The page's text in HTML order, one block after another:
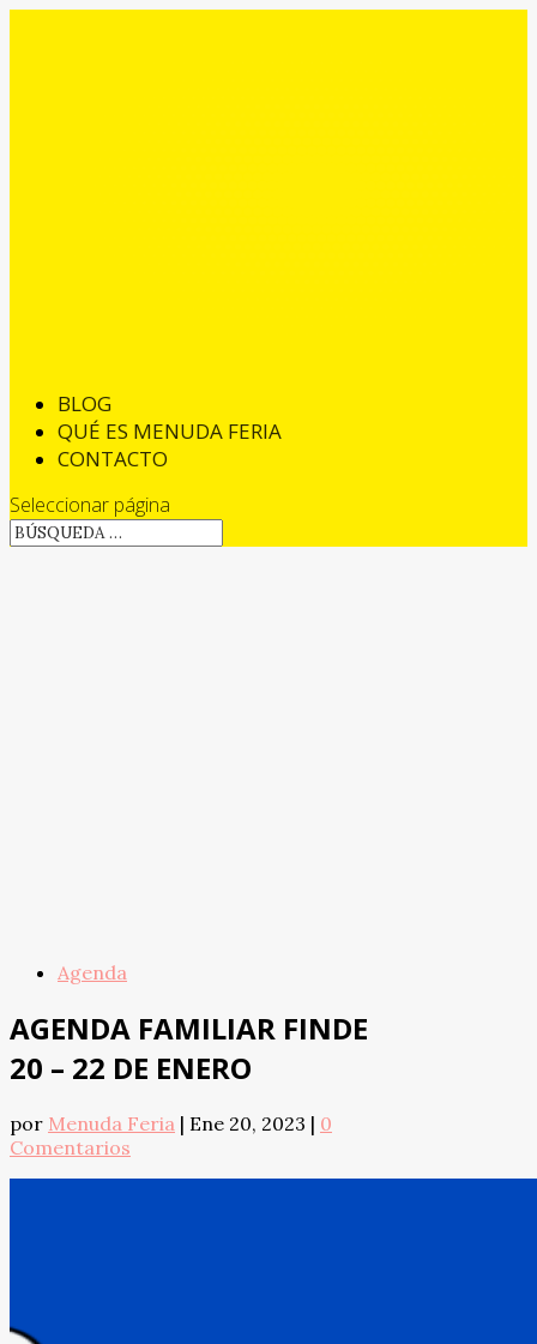
BLOG
QUÉ ES MENUDA FERIA
CONTACTO
Seleccionar página
Agenda
AGENDA FAMILIAR FINDE
20 – 22 DE ENERO
por Menuda Feria | Ene 20, 2023 | 0
Comentarios